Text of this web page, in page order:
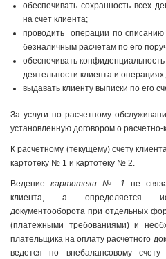
обеспечивать сохранность всех
на счет клиента;
проводить операции по
безналичным расчетам по его
обеспечивать
деятельности клиента и
выдавать клиенту выписки по его
За услуги по расчетному
установленную договором о
К расчетному (текущему) счету
картотеку № 1 и картотеку № 2.
Ведение картотеки № 1 не
клиента, а определяется
документооборота при отдель­ных
(платежными требованиями) и
плательщика на оплату расчетного
ведется по внебалансовому